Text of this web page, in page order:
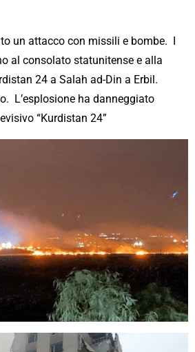
un attacco con missili e bombe. I
al consolato statunitense e alla
24 a Salah ad-Din a Erbil.
L’esplosione ha danneggiato
“Kurdistan 24”